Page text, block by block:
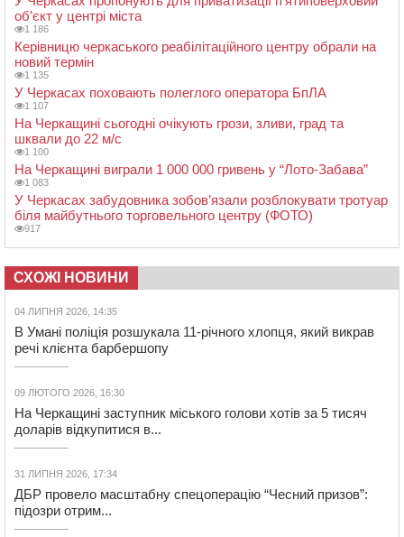
об’єкт у центрі міста
1 186
Керівницю черкаського реабілітаційного центру обрали на
новий термін
1 135
У Черкасах поховають полеглого оператора БпЛА
1 107
На Черкащині сьогодні очікують грози, зливи, град та
шквали до 22 м/с
1 100
На Черкащині виграли 1 000 000 гривень у “Лото-Забава”
1 083
У Черкасах забудовника зобов’язали розблокувати тротуар
біля майбутнього торговельного центру (ФОТО)
917
СХОЖІ НОВИНИ
04 ЛИПНЯ 2026, 14:35
В Умані поліція розшукала 11-річного хлопця, який викрав
речі клієнта барбершопу
09 ЛЮТОГО 2026, 16:30
На Черкащині заступник міського голови хотів за 5 тисяч
доларів відкупитися в...
31 ЛИПНЯ 2026, 17:34
ДБР провело масштабну спецоперацію “Чесний призов”:
підозри отрим...